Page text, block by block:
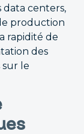
data centers,
production
rapidité de
des
le